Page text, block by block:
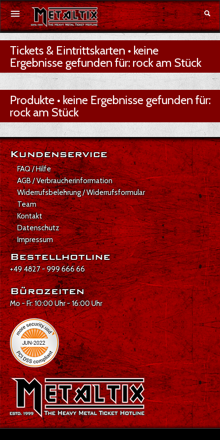
Konzerte
Festivals
Gutschein
Merchandise
DE|EN
Anmelden
Tickets & Eintrittskarten • keine
Ergebnisse gefunden für: rock am Stück
Produkte • keine Ergebnisse gefunden für:
rock am Stück
Kundenservice
FAQ / Hilfe
AGB / Verbraucherinformation
Widerrufsbelehrung / Widerrufsformular
Team
Kontakt
Datenschutz
Impressum
Bestellhotline
+49 4827 - 999 666 66
Bürozeiten
Mo - Fr: 10:00 Uhr - 16:00 Uhr